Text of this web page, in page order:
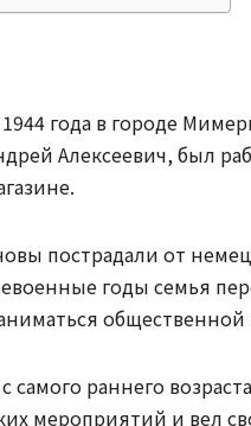
года в городе
Алексеевич, был
пострадали от
годы семья
общественной
раннего
мероприятий и вел